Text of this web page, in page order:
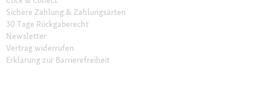
Sichere Zahlung & Zahlungsarten
30 Tage Rückgaberecht
Newsletter
Vertrag widerrufen
Erklärung zur Barrierefreiheit